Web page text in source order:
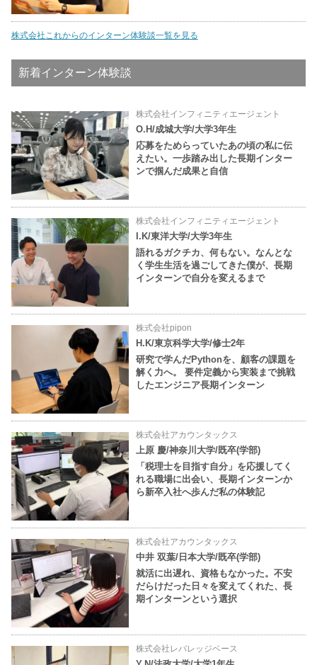
株式会社これからのインターン体験談一覧を見る
新着インターン体験談
株式会社インフィニティエージェント
O.H/成城大学/大学3年生
応募をためらっていたあの頃の私に伝
えたい。一歩踏み出した長期インター
ンで掴んだ成果と自信
株式会社インフィニティエージェント
I.K/東洋大学/大学3年生
語れるガクチカ、何もない。なんとな
く学生生活を過ごしてきた僕が、長期
インターンで自分を変えるまで
株式会社pipon
H.K/東京科学大学/修士2年
研究で学んだPythonを、顧客の課題を
解く力へ。 要件定義から実装まで挑戦
したエンジニア長期インターン
株式会社アカウンタックス
上原 慶/神奈川大学/既卒(学部)
「税理士を目指す自分」を応援してく
れる職場に出会い、長期インターンか
ら新卒入社へ歩んだ私の体験記
株式会社アカウンタックス
中井 双葉/日本大学/既卒(学部)
就活に出遅れ、資格もなかった。不安
だらけだった日々を変えてくれた、長
期インターンという選択
株式会社レバレッジベース